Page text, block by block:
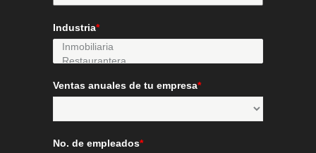
Industria*
Ventas anuales de tu empresa*
No. de empleados*